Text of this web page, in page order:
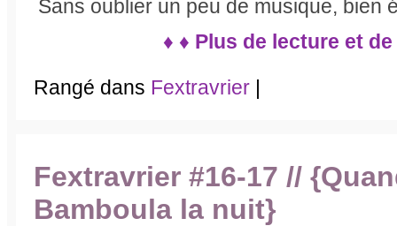
Sans oublier un peu de musique, bien
♦ ♦ Plus de lecture et
Rangé dans Fextravrier
Fextravrier #16-17 //
Bamboula la nuit}